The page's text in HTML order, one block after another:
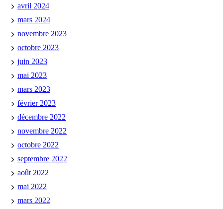
avril 2024
mars 2024
novembre 2023
octobre 2023
juin 2023
mai 2023
mars 2023
février 2023
décembre 2022
novembre 2022
octobre 2022
septembre 2022
août 2022
mai 2022
mars 2022